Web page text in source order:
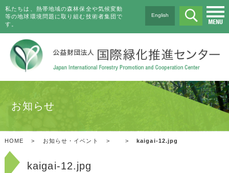
私たちは、熱帯地域の森林保全や気候変動
等の地球環境問題に取り組む技術者集団で
す。
English
お知らせ
HOME > お知らせ・イベント > > kaigai-12.jpg
kaigai-12.jpg